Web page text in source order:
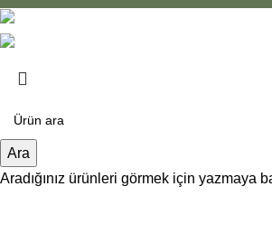
Ara
Aradığınız ürünleri görmek için yazmaya